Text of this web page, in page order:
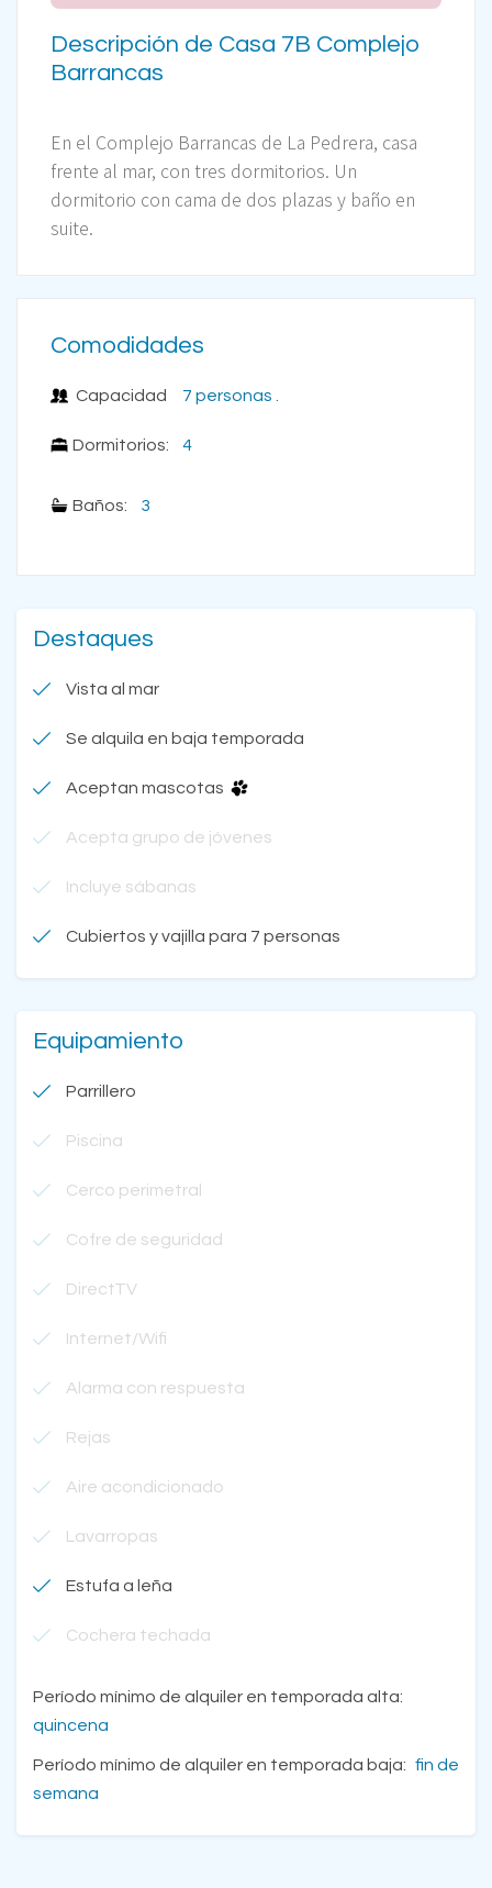
Descripción de Casa 7B Complejo
Barrancas
En el Complejo Barrancas de La Pedrera, casa
frente al mar, con tres dormitorios. Un
dormitorio con cama de dos plazas y baño en
suite.
Comodidades
Capacidad
Dormitorios:
7 personas .
4
Baños: 3
Destaques
Vista al mar
Se alquila en baja temporada
Aceptan mascotas
Acepta grupo de jóvenes
Incluye sábanas
Cubiertos y vajilla para 7 personas
Equipamiento
Parrillero
Piscina
Cerco perimetral
Cofre de seguridad
DirectTV
Internet/Wifi
Alarma con respuesta
Rejas
Aire acondicionado
Lavarropas
Estufa a leña
Cochera techada
Período mínimo de alquiler en temporada alta:
quincena
Período mínimo de alquiler en temporada baja: fin de
semana